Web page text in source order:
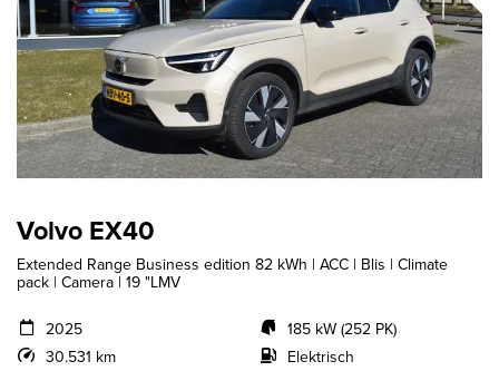
Volvo EX40
Extended Range Business edition 82 kWh | ACC | Blis | Climate
pack | Camera | 19 "LMV
2025
30.531 km
185 kW (252 PK)
Elektrisch